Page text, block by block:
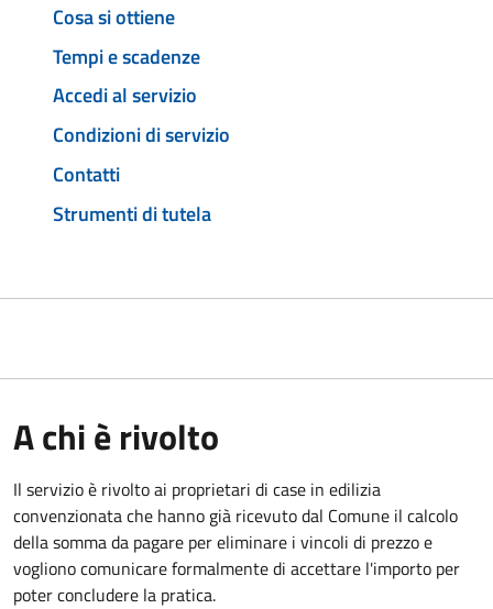
Cosa si ottiene
Tempi e scadenze
Accedi al servizio
Condizioni di servizio
Contatti
Strumenti di tutela
A chi è rivolto
Il servizio è rivolto ai proprietari di case in edilizia
convenzionata che hanno già ricevuto dal Comune il calcolo
della somma da pagare per eliminare i vincoli di prezzo e
vogliono comunicare formalmente di accettare l'importo per
poter concludere la pratica.